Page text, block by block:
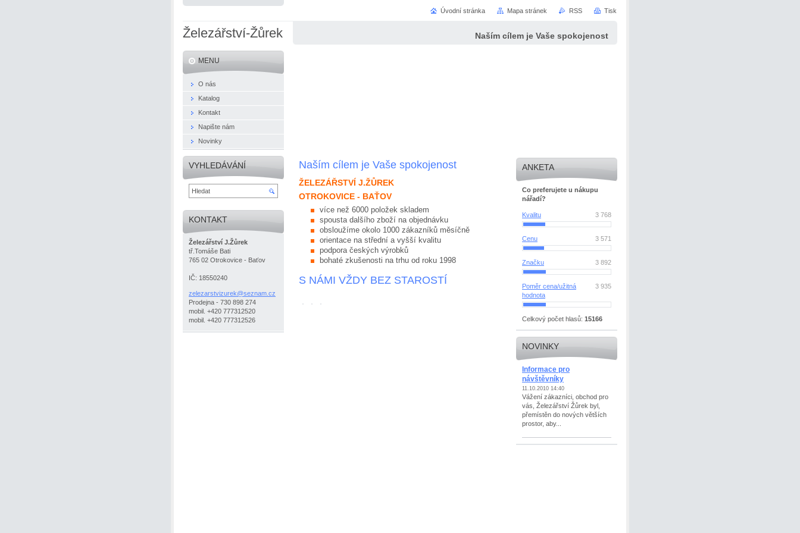
Železářství-Žůrek Naším cílem je Vaše spokojenost
Naším cílem je Vaše spokojenost
ŽELEZÁŘSTVÍ J.ŽŮREK
OTROKOVICE - BAŤOV
více než 6000 položek skladem
spousta dalšího zboží na objednávku
obsloužíme okolo 1000 zákazníků měsíčně
orientace na střední a vyšší kvalitu
podpora českých výrobků
bohaté zkušenosti na trhu od roku 1998
S NÁMI VŽDY BEZ STAROSTÍ
ANKETA
Co preferujete u nákupu
nářadí?
Kvalitu 3 768
Cenu 3 571
Značku 3 892
Poměr cena/užitná
hodnota
3 935
Celkový počet hlasů: 15166
NOVINKY
Informace pro
návštěvníky
11.10.2010 14:40
Vážení zákazníci, obchod pro
vás, Železářství Žůrek byl,
přemístěn do nových větších
prostor, aby...
MENU
O nás
Katalog
Kontakt
Napište nám
Novinky
VYHLEDÁVÁNÍ
KONTAKT
Železářství J.Žůrek
tř.Tomáše Bati
765 02 Otrokovice - Baťov
IČ: 18550240
zelezarstvizurek@seznam. cz
Prodejna - 730 898 274
mobil. +420 777312520
mobil. +420 777312526
Úvodní stránka Mapa stránek RSS Tisk